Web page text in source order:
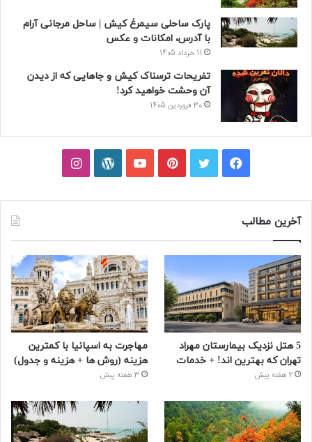
پارک ساحلی سیمرغ کیش | ساحل مرجانی آرام
با آدرس، امکانات و عکس
11 خرداد 1405
تفریحات ترسناک کیش و جاهایی که از دیدن
آن وحشت خواهید کرد!
30 فروردین 1405
فیسبوکتوییترپینتریستیوتیوبوردپرساینستاگرام
آخرین مطالب
5 هتل نزدیک بیمارستان مهراد
تهران که بهترین‌ اند! + خدمات
2 هفته پیش
مهاجرت به اسپانیا با کمترین
هزینه (روش ها + هزینه و جدول)
3 هفته پیش